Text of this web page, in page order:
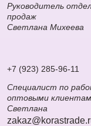
Руководитель
продаж
Светлана Михеева
+7 (923) 285-96-11
Специалист по
оптовыми
Светлана